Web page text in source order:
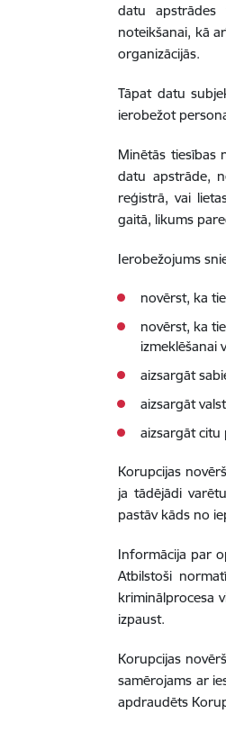
datu apstrādes
noteikšanai, kā
organizācijās.
Tāpat datu
ierobežot
Minētās tiesības
datu apstrāde,
reģistrā, vai
gaitā, likums
Ierobežojums
novērst, ka
novērst, ka
izmeklēšanai
aizsargāt
aizsargāt
aizsargāt citu
Korupcijas
ja tādējādi
pastāv kāds no
Informācija par
Atbilstoši
kriminālprocesa
izpaust.
Korupcijas
samērojams ar
apdraudēts